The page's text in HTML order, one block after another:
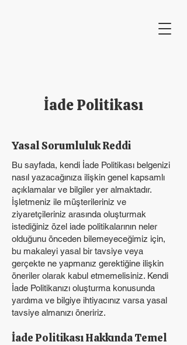
İade Politikası
Yasal Sorumluluk Reddi
Bu sayfada, kendi İade Politikası belgenizi
nasıl yazacağınıza ilişkin genel kapsamlı
açıklamalar ve bilgiler yer almaktadır.
İşletmeniz ile müşterileriniz ve
ziyaretçileriniz arasında oluşturmak
istediğiniz özel iade politikalarının neler
olduğunu önceden bilemeyeceğimiz için,
bu makaleyi yasal bir tavsiye veya
gerçekte ne yapmanız gerektiğine ilişkin
öneriler olarak kabul etmemelisiniz. Kendi
İade Politikanızı oluşturma konusunda
yardıma ve bilgiye ihtiyacınız varsa yasal
tavsiye almanızı öneririz.
İade Politikası Hakkında Temel